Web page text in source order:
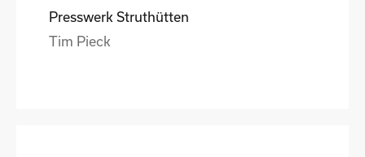
Presswerk Struthütten
Tim Pieck